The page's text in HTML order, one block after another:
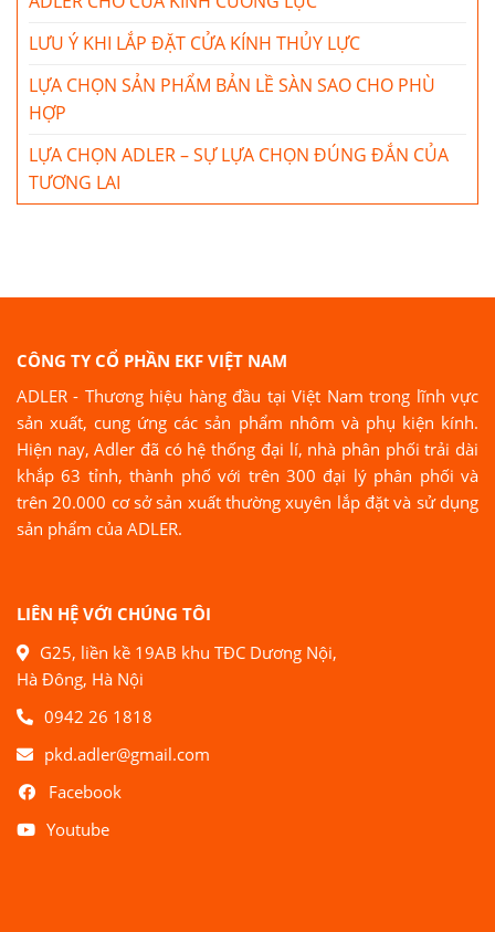
LƯU Ý KHI LẮP ĐẶT CỬA KÍNH THỦY LỰC
LỰA CHỌN SẢN PHẨM BẢN LỀ SÀN SAO CHO PHÙ
HỢP
LỰA CHỌN ADLER – SỰ LỰA CHỌN ĐÚNG ĐẮN CỦA
TƯƠNG LAI
CÔNG TY CỔ PHẦN EKF VIỆT NAM
ADLER - Thương hiệu hàng đầu tại Việt Nam trong lĩnh vực
sản xuất, cung ứng các sản phẩm nhôm và phụ kiện kính.
Hiện nay, Adler đã có hệ thống đại lí, nhà phân phối trải dài
khắp 63 tỉnh, thành phố với trên 300 đại lý phân phối và
trên 20.000 cơ sở sản xuất thường xuyên lắp đặt và sử dụng
sản phẩm của ADLER.
LIÊN HỆ VỚI CHÚNG TÔI
G25, liền kề 19AB khu TĐC Dương Nội,
Hà Đông, Hà Nội
0942 26 1818
pkd.adler@gmail.com
Facebook
Youtube